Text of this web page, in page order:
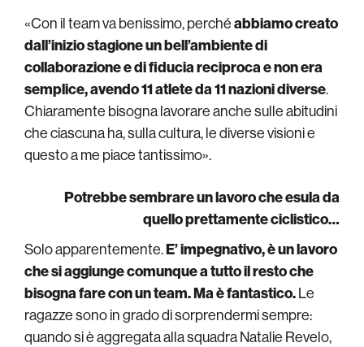
«Con il team va benissimo, perchéabbiamo creato
dall’inizio stagione un bell’ambiente di
collaborazione e di fiducia reciproca e non era
semplice, avendo 11 atlete da 11 nazioni diverse.
Chiaramente bisogna lavorare anche sulle abitudini
che ciascuna ha, sulla cultura, le diverse visioni e
questo a me piace tantissimo».
Potrebbe sembrare un lavoro che esula da
quello prettamente ciclistico…
Solo apparentemente.E’ impegnativo, è un lavoro
che si aggiunge comunque a tutto il resto che
bisogna fare con un team. Ma è fantastico.Le
ragazze sono in grado di sorprendermi sempre:
quando si è aggregata alla squadra Natalie Revelo,